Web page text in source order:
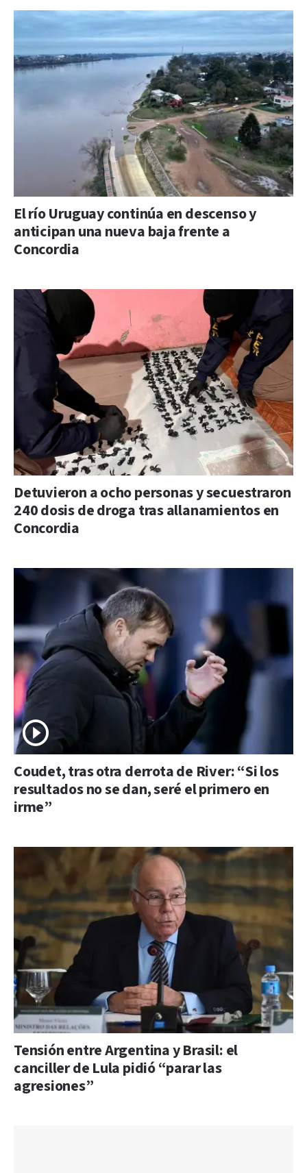
El río Uruguay continúa en descenso y
anticipan una nueva baja frente a
Concordia
Detuvieron a ocho personas y secuestraron
240 dosis de droga tras allanamientos en
Concordia
Coudet, tras otra derrota de River: “Si los
resultados no se dan, seré el primero en
irme”
Tensión entre Argentina y Brasil: el
canciller de Lula pidió “parar las
agresiones”